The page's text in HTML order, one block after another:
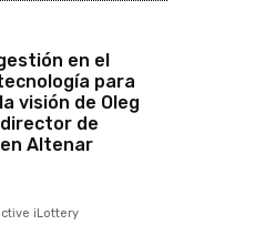
en el
para
visión de Oleg
de
Altenar
iLottery